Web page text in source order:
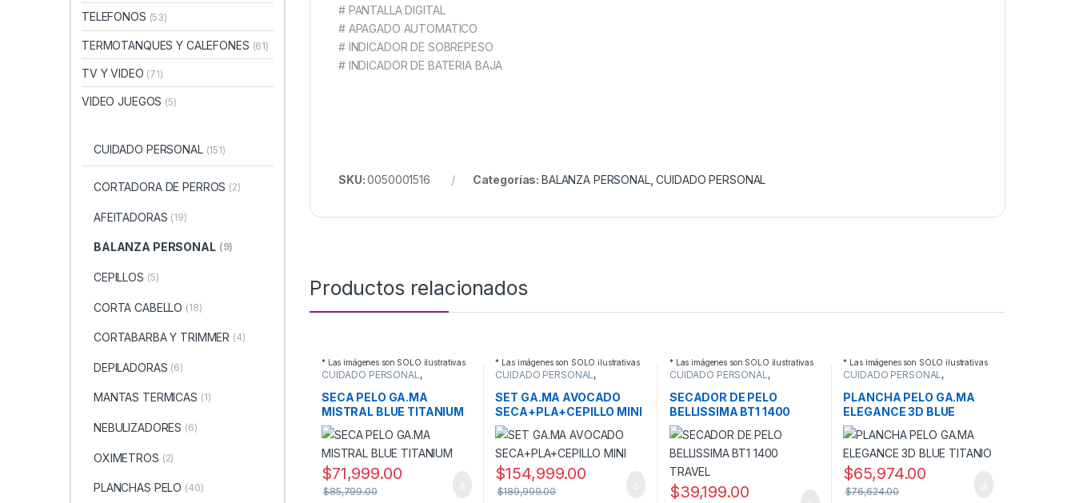
# PANTALLA DIGITAL
# APAGADO AUTOMATICO
# INDICADOR DE SOBREPESO
# INDICADOR DE BATERIA BAJA
SKU:0050001516 Categorías: BALANZA PERSONAL,CUIDADO PERSONAL
Productos relacionados
* Las imágenes son SOLO ilustrativas
CUIDADO PERSONAL,
SECA PELO GA.MA
MISTRAL BLUE TITANIUM
$71,999.00
$85,799.00
* Las imágenes son SOLO ilustrativas
CUIDADO PERSONAL,
SET GA.MA AVOCADO
SECA+PLA+CEPILLO MINI
$154,999.00
$189,999.00
* Las imágenes son SOLO ilustrativas
CUIDADO PERSONAL,
SECADOR DE PELO
BELLISSIMA BT1 1400
TRAVEL
$39,199.00
* Las imágenes son SOLO ilustrativas
CUIDADO PERSONAL,
PLANCHA PELO GA.MA
ELEGANCE 3D BLUE
TITANIO
$65,974.00
$76,624.00
TELEFONOS (53)
TERMOTANQUES Y CALEFONES (61)
TV Y VIDEO (71)
VIDEO JUEGOS (5)
CUIDADO PERSONAL (151)
CORTADORA DE PERROS (2)
AFEITADORAS (19)
BALANZA PERSONAL (9)
CEPILLOS (5)
CORTA CABELLO (18)
CORTABARBA Y TRIMMER (4)
DEPILADORAS (6)
MANTAS TERMICAS (1)
NEBULIZADORES (6)
OXIMETROS (2)
PLANCHAS PELO (40)